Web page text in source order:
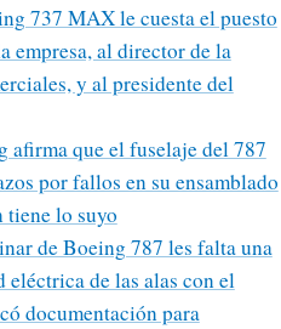
737 MAX le cuesta el puesto
empresa, al director de la
y al presidente del
afirma que el fuselaje del 787
por fallos en su ensamblado
tiene lo suyo
de Boeing 787 les falta una
de las alas con el
documentación para